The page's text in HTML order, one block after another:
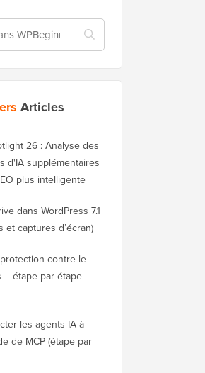
Articles
26 : Analyse des
d'IA supplémentaires
plus intelligente
dans WordPress 7.1
et captures d’écran)
contre le
– étape par étape
les agents IA à
de MCP (étape par